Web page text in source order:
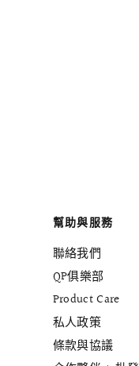
幫助與服務
聯絡我們
QP俱樂部
Product Care
私人政策
條款與協議